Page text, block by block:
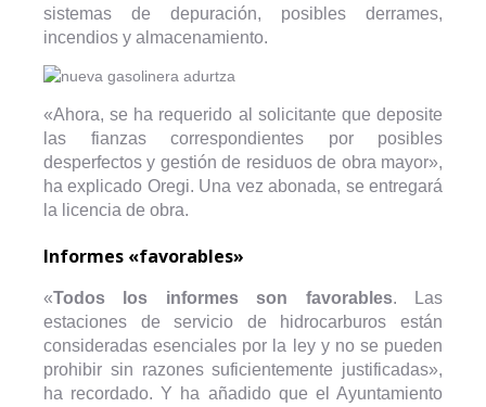
sistemas de depuración, posibles derrames,
incendios y almacenamiento.
«Ahora, se ha requerido al solicitante que deposite
las fianzas correspondientes por posibles
desperfectos y gestión de residuos de obra mayor»,
ha explicado Oregi. Una vez abonada, se entregará
la licencia de obra.
Informes «favorables»
«Todos los informes son favorables. Las
estaciones de servicio de hidrocarburos están
consideradas esenciales por la ley y no se pueden
prohibir sin razones suficientemente justificadas»,
ha recordado. Y ha añadido que el Ayuntamiento